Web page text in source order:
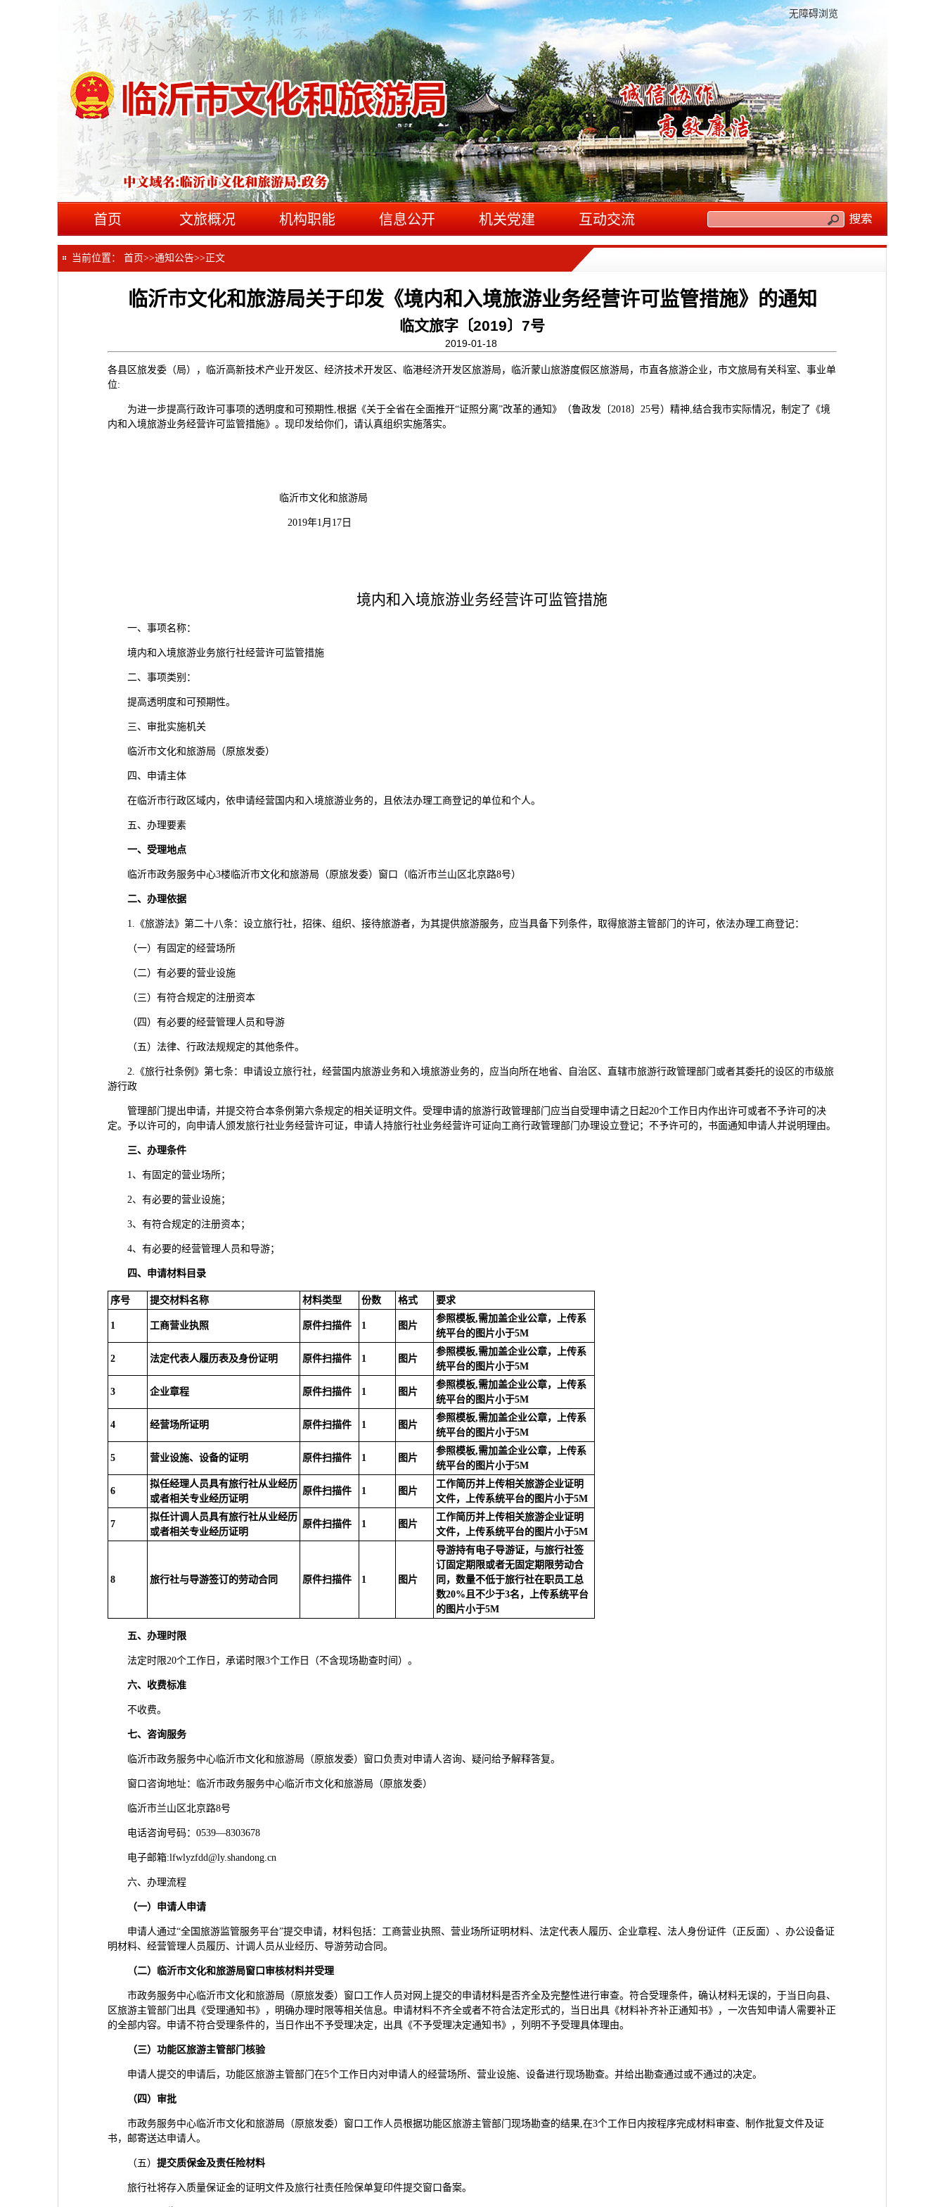
无障碍浏览
首页 文旅概况 机构职能 信息公开 机关党建 互动交流
当前位置： 首页>>通知公告>> 正文
临沂市文化和旅游局关于印发《境内和入境旅游业务经营许可监管措施》的通知
临文旅字〔2019〕7号
2019-01-18
各县区旅发委（局），临沂高新技术产业开发区、经济技术开发区、临港经济开发区旅游局，临沂蒙山旅游度假区旅游局，市直各旅游企业，市文旅局有关科室、事业单
位:
为进一步提高行政许可事项的透明度和可预期性,根据《关于全省在全面推开“证照分离”改革的通知》（鲁政发〔2018〕25号）精神,结合我市实际情况，制定了《境
内和入境旅游业务经营许可监管措施》。现印发给你们，请认真组织实施落实。
临沂市文化和旅游局
2019年1月17日
境内和入境旅游业务经营许可监管措施
一、事项名称：
境内和入境旅游业务旅行社经营许可监管措施
二、事项类别：
提高透明度和可预期性。
三、审批实施机关
临沂市文化和旅游局（原旅发委）
四、申请主体
在临沂市行政区域内，依申请经营国内和入境旅游业务的，且依法办理工商登记的单位和个人。
五、办理要素
一、 受理地点
临沂市政务服务中心3楼临沂市文化和旅游局（原旅发委）窗口（临沂市兰山区北京路8号）
二、办理依据
1.《旅游法》第二十八条：设立旅行社，招徕、组织、接待旅游者，为其提供旅游服务，应当具备下列条件，取得旅游主管部门的许可，依法办理工商登记：
（一）有固定的经营场所
（二）有必要的营业设施
（三）有符合规定的注册资本
（四）有必要的经营管理人员和导游
（五）法律、行政法规规定的其他条件。
2.《旅行社条例》第七条：申请设立旅行社，经营国内旅游业务和入境旅游业务的，应当向所在地省、自治区、直辖市旅游行政管理部门或者其委托的设区的市级旅
游行政
管理部门提出申请，并提交符合本条例第六条规定的相关证明文件。受理申请的旅游行政管理部门应当自受理申请之日起20个工作日内作出许可或者不予许可的决
定。予以许可的，向申请人颁发旅行社业务经营许可证，申请人持旅行社业务经营许可证向工商行政管理部门办理设立登记；不予许可的，书面通知申请人并说明理由。
三、 办理条件
1、有固定的营业场所；
2、有必要的营业设施；
3、有符合规定的注册资本；
4、有必要的经营管理人员和导游；
四、 申请材料目录
序号 提交材料名称 材料类型 份数 格式 要求
1 工商营业执照 原件扫描件 1 图片
参照模板,需加盖企业公章，上传系
统平台的图片小于5M
2 法定代表人履历表及身份证明 原件扫描件 1 图片
参照模板,需加盖企业公章，上传系
统平台的图片小于5M
3 企业章程 原件扫描件 1 图片
参照模板,需加盖企业公章，上传系
统平台的图片小于5M
4 经营场所证明 原件扫描件 1 图片
参照模板,需加盖企业公章，上传系
统平台的图片小于5M
5 营业设施、设备的证明 原件扫描件 1 图片
参照模板,需加盖企业公章，上传系
统平台的图片小于5M
6
拟任经理人员具有旅行社从业经历
或者相关专业经历证明
原件扫描件 1 图片
工作简历并上传相关旅游企业证明
文件，上传系统平台的图片小于5M
7
拟任计调人员具有旅行社从业经历
或者相关专业经历证明
原件扫描件 1 图片
工作简历并上传相关旅游企业证明
文件，上传系统平台的图片小于5M
8 旅行社与导游签订的劳动合同 原件扫描件 1 图片
导游持有电子导游证，与旅行社签
订固定期限或者无固定期限劳动合
同，数量不低于旅行社在职员工总
数20%且不少于3名，上传系统平台
的图片小于5M
五、 办理时限
法定时限20个工作日，承诺时限3个工作日（不含现场勘查时间）。
六、 收费标准
不收费。
七、 咨询服务
临沂市政务服务中心临沂市文化和旅游局（原旅发委）窗口负责对申请人咨询、疑问给予解释答复。
窗口咨询地址：临沂市政务服务中心临沂市文化和旅游局（原旅发委）
临沂市兰山区北京路8号
电话咨询号码：0539—8303678
电子邮箱:lfwlyzfdd@ly.shandong.cn
六、办理流程
（一）申请人申请
申请人通过“全国旅游监管服务平台”提交申请，材料包括：工商营业执照、营业场所证明材料、法定代表人履历、企业章程、法人身份证件（正反面）、办公设备证
明材料、经营管理人员履历、计调人员从业经历、导游劳动合同。
（二） 临沂市文化和旅游局窗口 审核材料并受理
市政务服务中心临沂市文化和旅游局（原旅发委）窗口工作人员对网上提交的申请材料是否齐全及完整性进行审查。符合受理条件，确认材料无误的，于当日向县、
区旅游主管部门出具《受理通知书》，明确办理时限等相关信息。申请材料不齐全或者不符合法定形式的，当日出具《材料补齐补正通知书》，一次告知申请人需要补正
的全部内容。申请不符合受理条件的，当日作出不予受理决定，出具《不予受理决定通知书》，列明不予受理具体理由。
（三）功能区旅游主管部门核验
申请人提交的申请后，功能区旅游主管部门在5个工作日内对申请人的经营场所、营业设施、设备进行现场勘查。并给出勘查通过或不通过的决定。
（四）审批
市政务服务中心临沂市文化和旅游局（原旅发委）窗口工作人员根据功能区旅游主管部门现场勘查的结果,在3个工作日内按程序完成材料审查、制作批复文件及证
书，邮寄送达申请人。
（五） 提交质保金及责任险材料
旅行社将存入质量保证金的证明文件及旅行社责任险保单复印件提交窗口备案。